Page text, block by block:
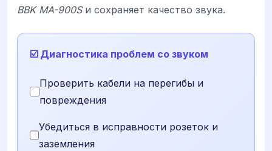
BBK MA-900Sи сохраняет качество звука.
☑️ Диагностика проблем со звуком
Проверить кабели на перегибы и
повреждения
Убедиться в исправности розеток и
заземления